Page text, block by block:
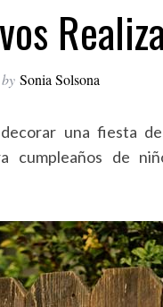
by Sonia Solsona
una fiesta
cumpleaños de